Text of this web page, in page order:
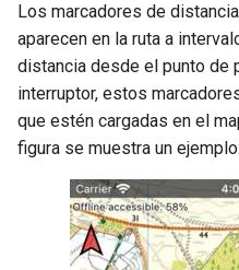
Los marcadores de
aparecen en la ruta a
distancia desde el punto de
interruptor, estos
que estén cargadas en el
figura se muestra un ejemplo: